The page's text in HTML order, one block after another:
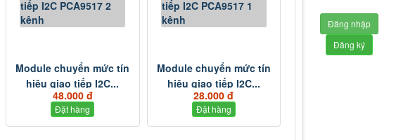
Module chuyển mức tín
hiệu giao tiếp I2C...
48.000 đ
Đặt hàng
Module chuyển mức tín
hiệu giao tiếp I2C...
28.000 đ
Đặt hàng
Đăng nhập
Đăng ký